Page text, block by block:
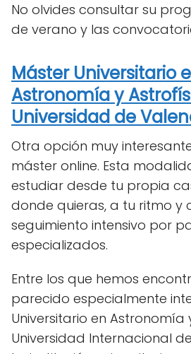
No olvides consultar su
de verano y las
Máster Universitario
Astronomía y
Universidad de
Otra opción muy
máster online. Esta
estudiar desde tu propia
donde quieras, a tu ritmo y
seguimiento intensivo por
especializados.
Entre los que hemos
parecido especialmente
Universitario en
Universidad Internacional